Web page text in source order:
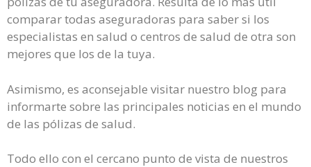
comparar todas aseguradoras para saber si los
especialistas en salud o centros de salud de otra son
mejores que los de la tuya.
Asimismo, es aconsejable visitar nuestro blog para
informarte sobre las principales noticias en el mundo
de las pólizas de salud.
Todo ello con el cercano punto de vista de nuestros